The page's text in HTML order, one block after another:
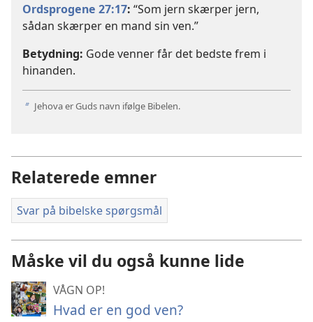
Ordsprogene 27:17: “Som jern skærper jern,
sådan skærper en mand sin ven.”
Betydning: Gode venner får det bedste frem i
hinanden.
b Jehova er Guds navn ifølge Bibelen.
Relaterede emner
Svar på bibelske spørgsmål
Måske vil du også kunne lide
VÅGN OP!
Hvad er en god ven?